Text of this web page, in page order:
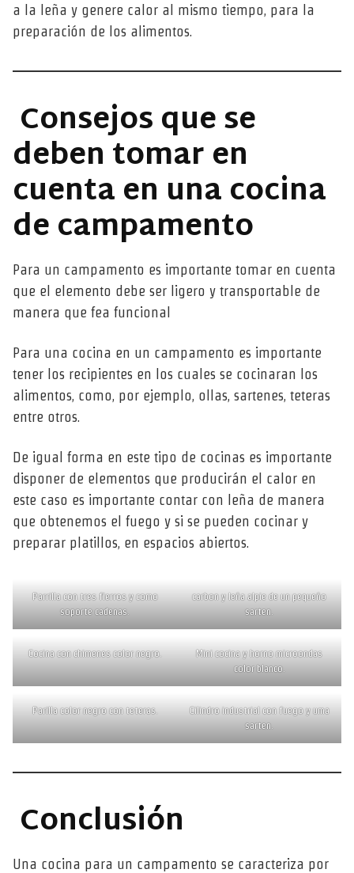
a la leña y genere calor al mismo tiempo, para la
preparación de los alimentos.
Consejos que se
deben tomar en
cuenta en una cocina
de campamento
Para un campamento es importante tomar en cuenta
que el elemento debe ser ligero y transportable de
manera que fea funcional
Para una cocina en un campamento es importante
tener los recipientes en los cuales se cocinaran los
alimentos, como, por ejemplo, ollas, sartenes, teteras
entre otros.
De igual forma en este tipo de cocinas es importante
disponer de elementos que producirán el calor en
este caso es importante contar con leña de manera
que obtenemos el fuego y si se pueden cocinar y
preparar platillos, en espacios abiertos.
Parrilla con tres fierros y como
soporte cadenas.
carbon y leña alpie de un pequeño
sarten.
Cocina con chimenes color negro.
Mini cocina y horno microondas
color blanco.
Parilla color negro con teteras.
Cilindro industrial con fuego y uma
sarten.
Conclusión
Una cocina para un campamento se caracteriza por